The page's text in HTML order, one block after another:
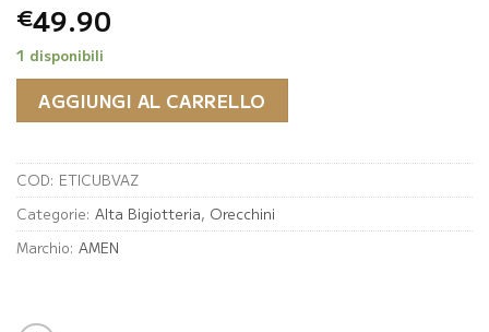
€49.90
1 disponibili
AGGIUNGI AL CARRELLO
COD: ETICUBVAZ
Categorie: Alta Bigiotteria, Orecchini
Marchio: AMEN